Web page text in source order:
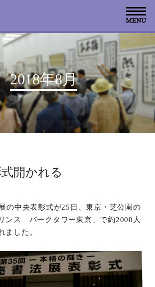
2018年8月
開かれる
の中央表彰式が25日、東京・芝公園の
ンス パークタワー東京」で約2000人
ました。
お知らせ
読売書法会について
読売書法展
関連書道展
デジタルアーカイブ
お問い合わせ